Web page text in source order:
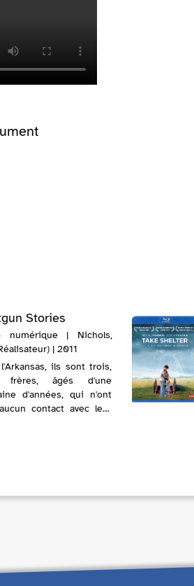
Stories
numérique | Nichols,
| 2011
l'Arkansas, ils sont trois,
frères, âgés d'une
d'années, qui n'ont
contact avec leur